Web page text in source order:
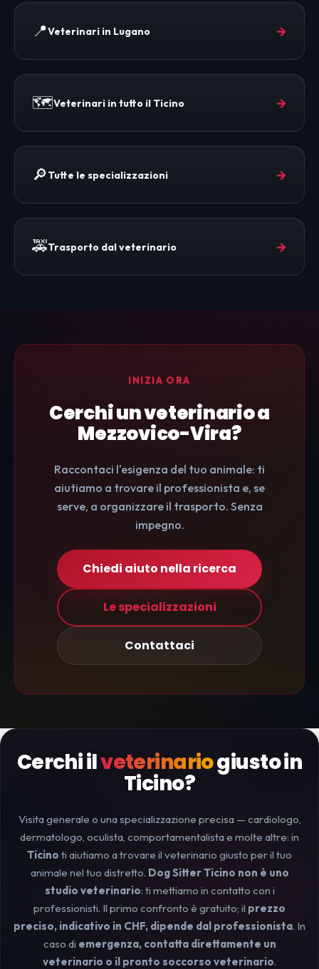
📍Veterinari in Lugano →
🗺️Veterinari in tutto il Ticino →
🔎Tutte le specializzazioni →
🚕Trasporto dal veterinario →
INIZIA ORA
Cerchi un veterinario a
Mezzovico-Vira?
Raccontaci l'esigenza del tuo animale: ti
aiutiamo a trovare il professionista e, se
serve, a organizzare il trasporto. Senza
impegno.
Chiedi aiuto nella ricerca
Le specializzazioni
Contattaci
Cerchi ilveterinariogiusto in
Ticino?
Visita generale o una specializzazione precisa — cardiologo,
dermatologo, oculista, comportamentalista e molte altre: in
Ticino ti aiutiamo a trovare il veterinario giusto per il tuo
animale nel tuo distretto. Dog Sitter Ticino non è uno
studio veterinario: ti mettiamo in contatto con i
professionisti. Il primo confronto è gratuito; il prezzo
preciso, indicativo in CHF, dipende dal professionista. In
caso di emergenza, contatta direttamente un
veterinario o il pronto soccorso veterinario.